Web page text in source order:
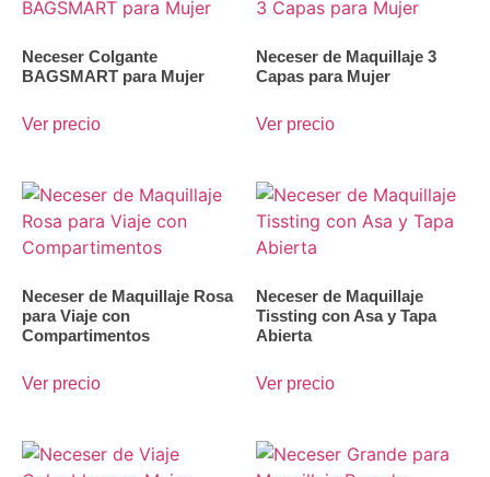
Neceser Colgante
BAGSMART para Mujer
Ver precio
Neceser de Maquillaje 3
Capas para Mujer
Ver precio
Neceser de Maquillaje Rosa
para Viaje con
Compartimentos
Ver precio
Neceser de Maquillaje
Tissting con Asa y Tapa
Abierta
Ver precio